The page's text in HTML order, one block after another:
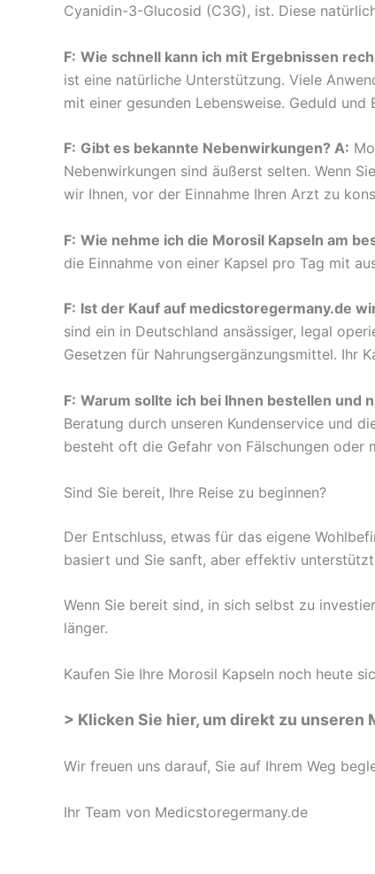
Cyanidin-3-Glucosid (C3G), ist. Diese
F: Wie schnell kann ich mit Ergebnissen
ist eine natürliche Unterstützung. Viele
mit einer gesunden Lebensweise. Geduld
F: Gibt es bekannte Nebenwirkungen? A:
Nebenwirkungen sind äußerst selten. Wenn
wir Ihnen, vor der Einnahme Ihren Arzt zu
F: Wie nehme ich die Morosil Kapseln am
die Einnahme von einer Kapsel pro Tag mit
F: Ist der Kauf auf medicstoregermany.de
sind ein in Deutschland ansässiger, legal
Gesetzen für Nahrungsergänzungsmittel. Ihr
F: Warum sollte ich bei Ihnen bestellen und
Beratung durch unseren Kundenservice und
besteht oft die Gefahr von Fälschungen oder
Sind Sie bereit, Ihre Reise zu beginnen?
Der Entschluss, etwas für das eigene
basiert und Sie sanft, aber effektiv
Wenn Sie bereit sind, in sich selbst zu
länger.
Kaufen Sie Ihre Morosil Kapseln noch heute
> Klicken Sie hier, um direkt zu
Wir freuen uns darauf, Sie auf Ihrem Weg
Ihr Team von Medicstoregermany.de